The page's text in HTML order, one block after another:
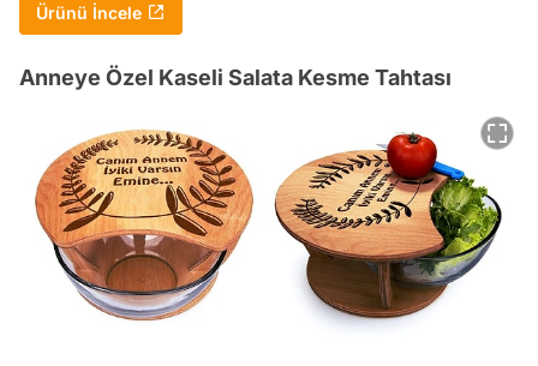
Ürünü İncele
Anneye Özel Kaseli Salata Kesme Tahtası